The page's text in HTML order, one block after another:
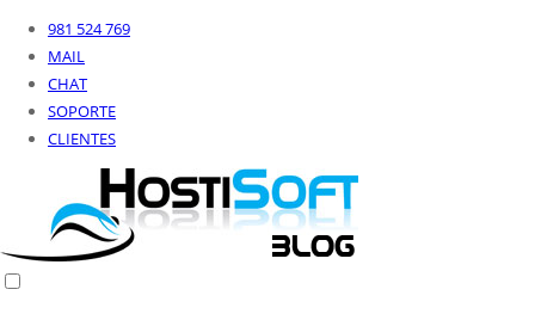
981 524 769
MAIL
CHAT
SOPORTE
CLIENTES